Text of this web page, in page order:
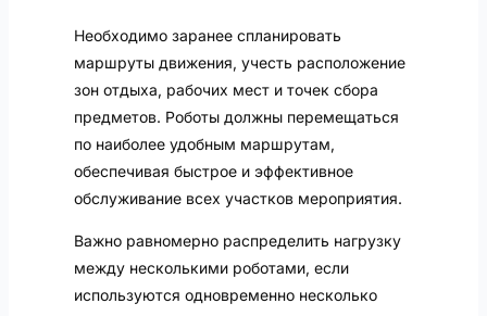
Необходимо заранее спланировать
маршруты движения, учесть расположение
зон отдыха, рабочих мест и точек сбора
предметов. Роботы должны перемещаться
по наиболее удобным маршрутам,
обеспечивая быстрое и эффективное
обслуживание всех участков мероприятия.
Важно равномерно распределить нагрузку
между несколькими роботами, если
используются одновременно несколько